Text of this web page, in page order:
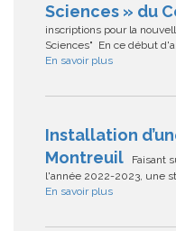
Sciences » du
inscriptions pour la
Sciences" En ce début
En savoir plus
Installation
Montreuil Faisant
l'année 2022-2023, une
En savoir plus